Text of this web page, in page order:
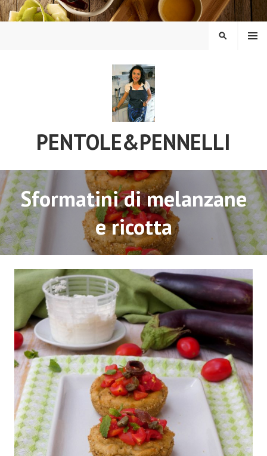
Vai
al
PENTOLE&PENNELLI
MENU
CERCA
Sformatini di melanzane
e ricotta